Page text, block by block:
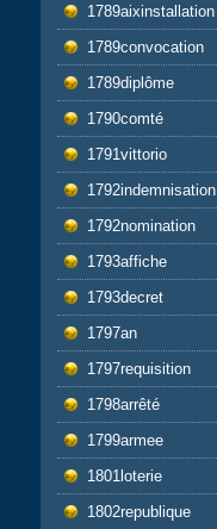
1789aixinstallation
1789convocation
1789diplôme
1790comté
1791vittorio
1792indemnisation
1792nomination
1793affiche
1793decret
1797an
1797requisition
1798arrêté
1799armee
1801loterie
1802republique